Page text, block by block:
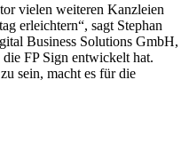
vielen weiteren Kanzleien
erleichtern“, sagt Stephan
Business Solutions GmbH,
FP Sign entwickelt hat.
sein, macht es für die